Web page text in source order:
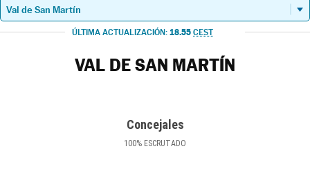
ÚLTIMA ACTUALIZACIÓN: 18.55 CEST
VAL DE SAN MARTÍN
Concejales
100% ESCRUTADO